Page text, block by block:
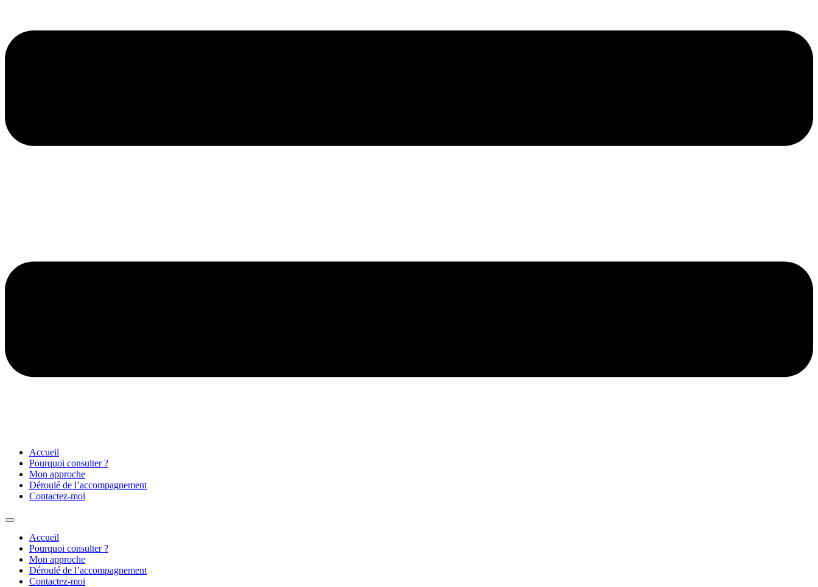
Accueil
Pourquoi consulter ?
Mon approche
Déroulé de l’accompagnement
Contactez-moi
Accueil
Pourquoi consulter ?
Mon approche
Déroulé de l’accompagnement
Contactez-moi